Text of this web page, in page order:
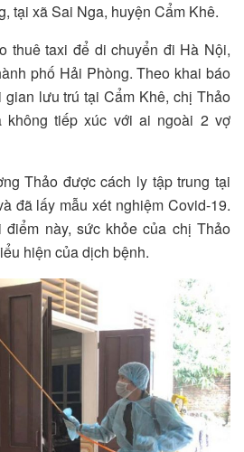
tại xã Sai Nga, huyện Cẩm Khê.
thuê taxi để di chuyển đi Hà Nội,
phố Hải Phòng. Theo khai báo
lưu trú tại Cẩm Khê, chị Thảo
tiếp xúc với ai ngoài 2 vợ
Thảo được cách ly tập trung tại
đã lấy mẫu xét nghiệm Covid-19.
điểm này, sức khỏe của chị Thảo
hiện của dịch bệnh.